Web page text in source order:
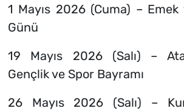
1 Mayıs 2026 (Cuma) – Emek
Günü
19 Mayıs 2026 (Salı) –
Gençlik ve Spor Bayramı
26 Mayıs 2026 (Salı) –